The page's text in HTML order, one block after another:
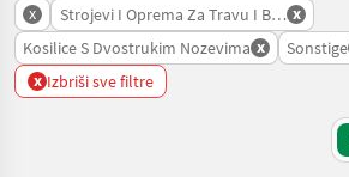
x Strojevi I Oprema Za Travu I Baliranje
x
Kosilice S Dvostrukim Nozevima x Sonstige
x Izbriši sve filtre